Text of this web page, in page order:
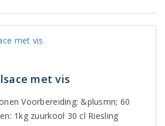
met vis
Voorbereiding: &plusmn; 60
1kg zuurkool 30 cl Riesling